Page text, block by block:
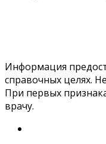
Информация
справочных целях.
При первых
врачу.